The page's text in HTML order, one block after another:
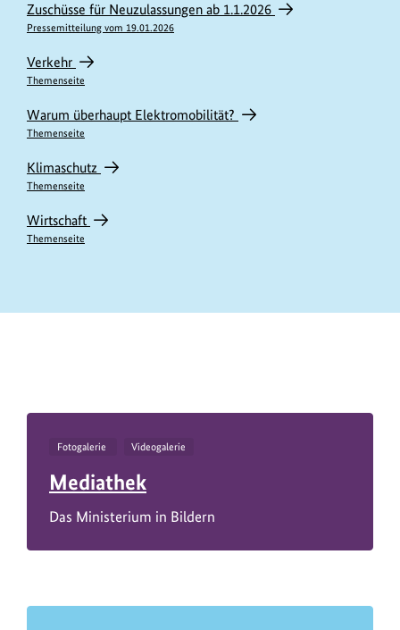
Zuschüsse für Neuzulassungen ab 1.1.2026
Pressemitteilung vom 19.01.2026
Verkehr
Themenseite
Warum überhaupt Elektromobilität?
Themenseite
Klimaschutz
Themenseite
Wirtschaft
Themenseite
Fotogalerie Videogalerie
Mediathek
Das Ministerium in Bildern